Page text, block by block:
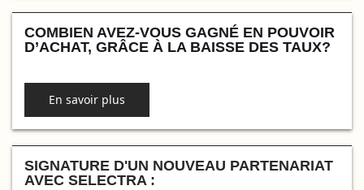
COMBIEN AVEZ-VOUS GAGNÉ EN POUVOIR
D’ACHAT, GRÂCE À LA BAISSE DES TAUX?
En savoir plus
SIGNATURE D'UN NOUVEAU PARTENARIAT
AVEC SELECTRA :